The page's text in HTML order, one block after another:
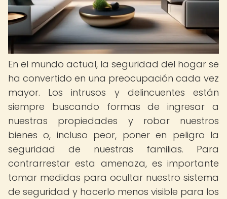
En el mundo actual, la seguridad del hogar se
ha convertido en una preocupación cada vez
mayor. Los intrusos y delincuentes están
siempre buscando formas de ingresar a
nuestras propiedades y robar nuestros
bienes o, incluso peor, poner en peligro la
seguridad de nuestras familias. Para
contrarrestar esta amenaza, es importante
tomar medidas para ocultar nuestro sistema
de seguridad y hacerlo menos visible para los